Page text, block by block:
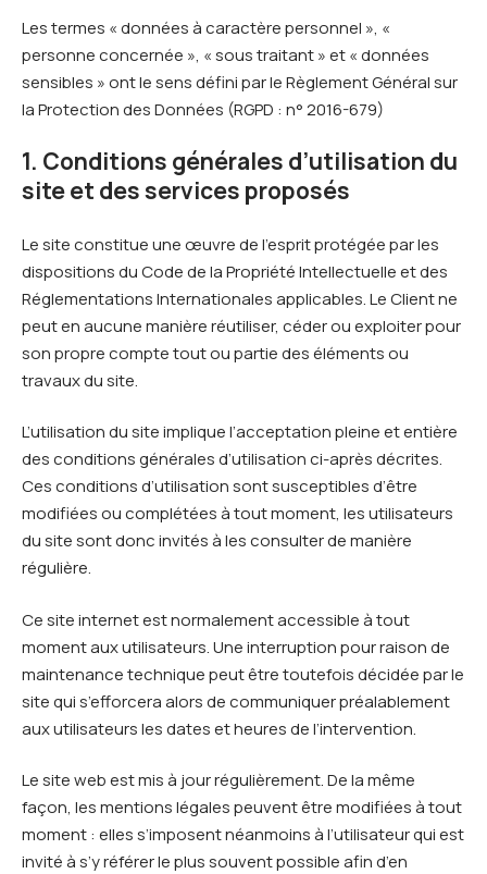
Les termes « données à caractère personnel », «
personne concernée », « sous traitant » et « données
sensibles » ont le sens défini par le Règlement Général sur
la Protection des Données (RGPD : n° 2016-679)
1. Conditions générales d’utilisation du
site et des services proposés
Le site constitue une œuvre de l’esprit protégée par les
dispositions du Code de la Propriété Intellectuelle et des
Réglementations Internationales applicables. Le Client ne
peut en aucune manière réutiliser, céder ou exploiter pour
son propre compte tout ou partie des éléments ou
travaux du site.
L’utilisation du site implique l’acceptation pleine et entière
des conditions générales d’utilisation ci-après décrites.
Ces conditions d’utilisation sont susceptibles d’être
modifiées ou complétées à tout moment, les utilisateurs
du site sont donc invités à les consulter de manière
régulière.
Ce site internet est normalement accessible à tout
moment aux utilisateurs. Une interruption pour raison de
maintenance technique peut être toutefois décidée par le
site qui s’efforcera alors de communiquer préalablement
aux utilisateurs les dates et heures de l’intervention.
Le site web est mis à jour régulièrement. De la même
façon, les mentions légales peuvent être modifiées à tout
moment : elles s’imposent néanmoins à l’utilisateur qui est
invité à s’y référer le plus souvent possible afin d’en